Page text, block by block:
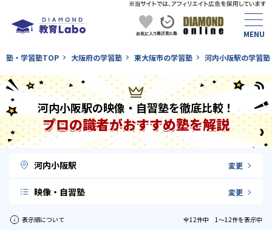
塾・学習塾TOP 大阪府の学習塾 東大阪市の学習塾 河内小阪駅の学習塾
河内小阪駅の映像・自習塾を徹底比較！
プロの識者がおすすめ塾を解説
河内小阪駅 変更
映像・自習塾 変更
表示順について 全12件中 1〜12件を表示中